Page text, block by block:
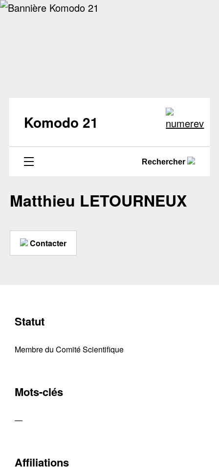
Komodo 21
Rechercher
Matthieu LETOURNEUX
Contacter
Statut
Membre du Comité Scientifique
Mots-clés
—
Affiliations